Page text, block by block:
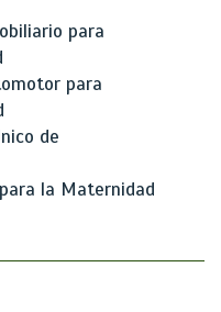
para
para
de
la Maternidad